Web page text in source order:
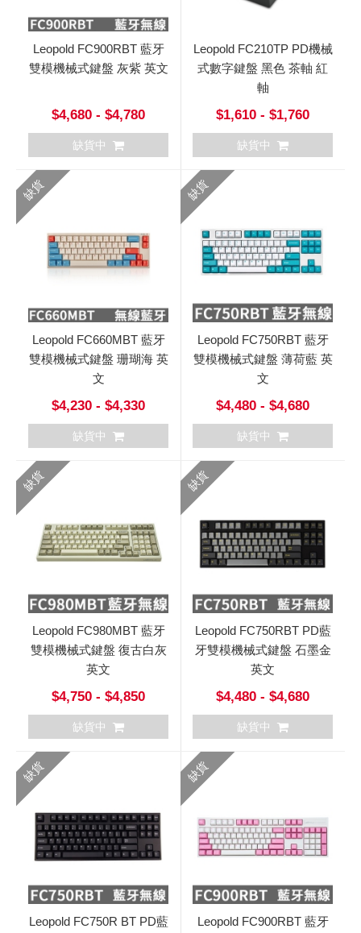
Leopold FC900RBT 藍牙
雙模機械式鍵盤 灰紫 英文
$4,680 - $4,780
缺貨中
Leopold FC210TP PD機械
式數字鍵盤 黑色 茶軸 紅
軸
$1,610 - $1,760
缺貨中
缺貨
Leopold FC660MBT 藍牙
雙模機械式鍵盤 珊瑚海 英
文
$4,230 - $4,330
缺貨中
缺貨
Leopold FC750RBT 藍牙
雙模機械式鍵盤 薄荷藍 英
文
$4,480 - $4,680
缺貨中
缺貨
Leopold FC980MBT 藍牙
雙模機械式鍵盤 復古白灰
英文
$4,750 - $4,850
缺貨中
缺貨
Leopold FC750RBT PD藍
牙雙模機械式鍵盤 石墨金
英文
$4,480 - $4,680
缺貨中
缺貨
Leopold FC750R BT PD藍
缺貨
Leopold FC900RBT 藍牙